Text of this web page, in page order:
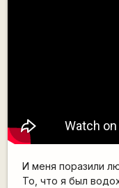
И меня поразили
То, что я был